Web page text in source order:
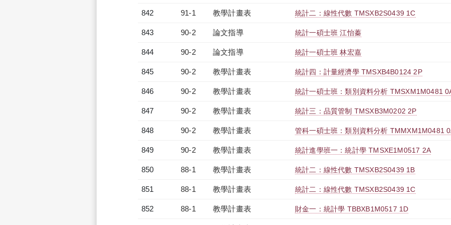
842 91-1 教學計畫表 統計二：線性代數 TMSXB2S0439 1C
843 90-2 論文指導 統計一碩士班 江怡蓁
844 90-2 論文指導 統計一碩士班 林宏嘉
845 90-2 教學計畫表 統計四：計量經濟學 TMSXB4B0124 2P
846 90-2 教學計畫表 統計一碩士班：類別資料分析 TMSXM1M0481
847 90-2 教學計畫表 統計三：品質管制 TMSXB3M0202 2P
848 90-2 教學計畫表 管科一碩士班：類別資料分析 TMMXM1M0481
849 90-2 教學計畫表 統計進學班一：統計學 TMSXE1M0517 2A
850 88-1 教學計畫表 統計二：線性代數 TMSXB2S0439 1B
851 88-1 教學計畫表 統計二：線性代數 TMSXB2S0439 1C
852 88-1 教學計畫表 財金一：統計學 TBBXB1M0517 1D